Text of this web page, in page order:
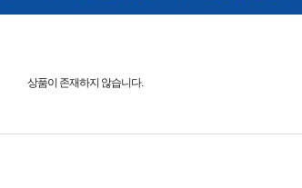
상품이 존재하지 않습니다.